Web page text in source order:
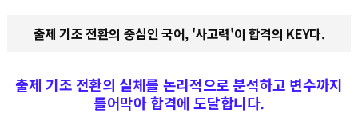
출제 기조 전환의 중심인 국어, '사고력'이 합격의 KEY다.
출제 기조 전환의 실체를 논리적으로 분석하고 변수까지
틀어막아 합격에 도달합니다.